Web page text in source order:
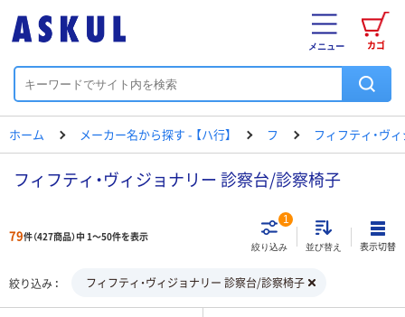
カゴ
メニュー
ホーム メーカー名から探す - 【ハ行】 フ フィフティ・ヴ
フィフティ・ヴィジョナリー 診察台/診察椅子
79件（427商品）中 1～50件を表示
絞り込み
1
並び替え 表示切替
絞り込み フィフティ・ヴィジョナリー 診察台/診察椅子